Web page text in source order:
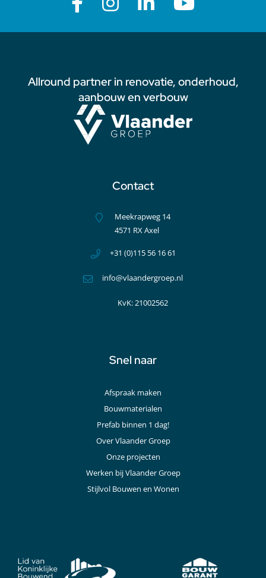
Allround partner in renovatie, onderhoud,
aanbouw en verbouw
Contact
Meekrapweg 14
4571 RX Axel
+31 (0)115 56 16 61
info@vlaandergroep.nl
KvK: 21002562
Snel naar
Afspraak maken
Bouwmaterialen
Prefab binnen 1 dag!
Over Vlaander Groep
Onze projecten
Werken bij Vlaander Groep
Stijlvol Bouwen en Wonen